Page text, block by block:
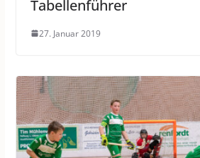
Tabellenführer
27. Januar 2019